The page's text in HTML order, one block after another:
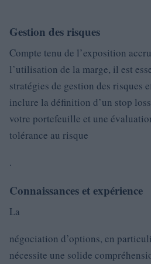
Gestion des risques
Compte tenu de l’exposition
l’utilisation de la marge, il est
stratégies de gestion des risques
inclure la définition d’un stop
votre portefeuille et une
tolérance au risque
.
Connaissances et expérience
La
négociation d’options, en
nécessite une solide